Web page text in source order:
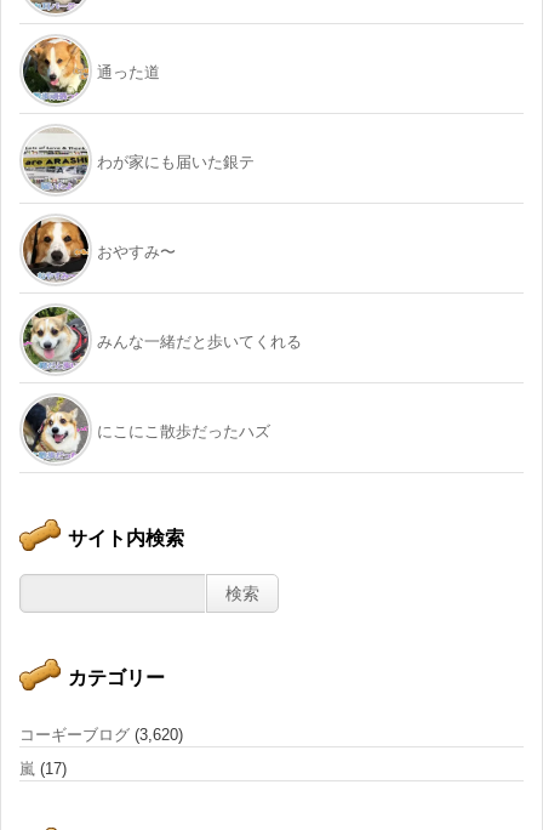
通った道
わが家にも届いた銀テ
おやすみ〜
みんな一緒だと歩いてくれる
にこにこ散歩だったハズ
サイト内検索
カテゴリー
コーギーブログ (3,620)
嵐 (17)